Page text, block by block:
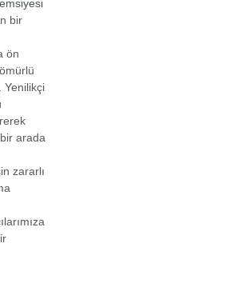
bir
ön
Yenilikçi
arada
zararlı